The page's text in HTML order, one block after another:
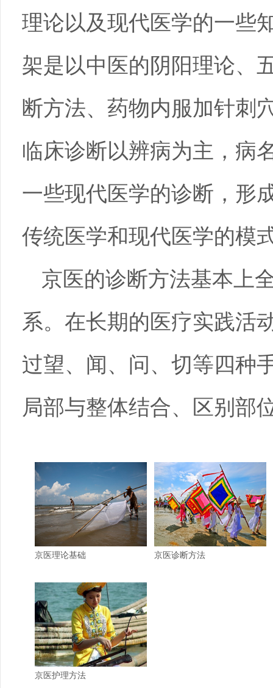
理论以及现代医学的一些
架是以中医的阴阳理论、
断方法、药物内服加针刺
临床诊断以辨病为主，病
一些现代医学的诊断，形
传统医学和现代医学的模
京医的诊断方法基本上
系。在长期的医疗实践活
过望、闻、问、切等四种
局部与整体结合、区别部
京医理论基础 京医诊断方法
京医护理方法